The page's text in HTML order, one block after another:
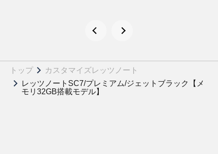
トップ
カスタマイズレッツノート
レッツノートSC7/プレミアム/ジェットブラック【メ
モリ32GB搭載モデル】